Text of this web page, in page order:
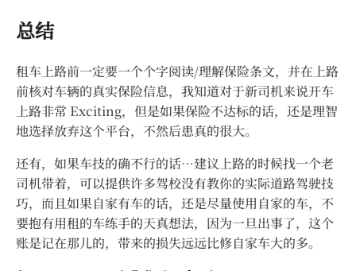
总结
租车上路前一定要一个个字阅读/理解保险条文，并在上路
前核对车辆的真实保险信息，我知道对于新司机来说开车
上路非常 Exciting，但是如果保险不达标的话，还是理智
地选择放弃这个平台，不然后患真的很大。
还有，如果车技的确不行的话…建议上路的时候找一个老
司机带着，可以提供许多驾校没有教你的实际道路驾驶技
巧，而且如果自家有车的话，还是尽量使用自家的车，不
要抱有用租的车练手的天真想法，因为一旦出事了，这个
账是记在那儿的，带来的损失远远比修自家车大的多。